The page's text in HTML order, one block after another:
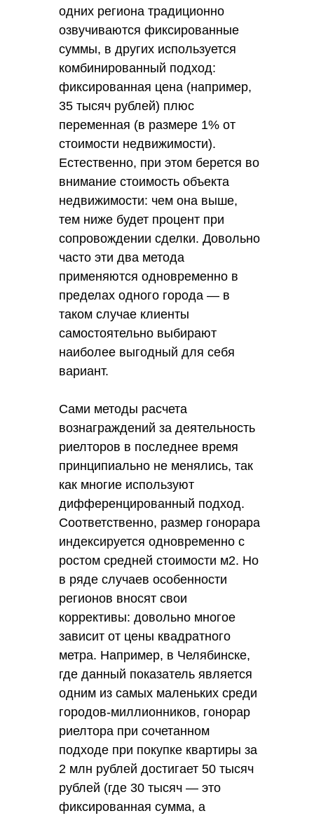
одних региона традиционно
озвучиваются фиксированные
суммы, в других используется
комбинированный подход:
фиксированная цена (например,
35 тысяч рублей) плюс
переменная (в размере 1% от
стоимости недвижимости).
Естественно, при этом берется во
внимание стоимость объекта
недвижимости: чем она выше,
тем ниже будет процент при
сопровождении сделки. Довольно
часто эти два метода
применяются одновременно в
пределах одного города — в
таком случае клиенты
самостоятельно выбирают
наиболее выгодный для себя
вариант.
Сами методы расчета
вознаграждений за деятельность
риелторов в последнее время
принципиально не менялись, так
как многие используют
дифференцированный подход.
Соответственно, размер гонорара
индексируется одновременно с
ростом средней стоимости м2. Но
в ряде случаев особенности
регионов вносят свои
коррективы: довольно многое
зависит от цены квадратного
метра. Например, в Челябинске,
где данный показатель является
одним из самых маленьких среди
городов-миллионников, гонорар
риелтора при сочетанном
подходе при покупке квартиры за
2 млн рублей достигает 50 тысяч
рублей (где 30 тысяч — это
фиксированная сумма, а